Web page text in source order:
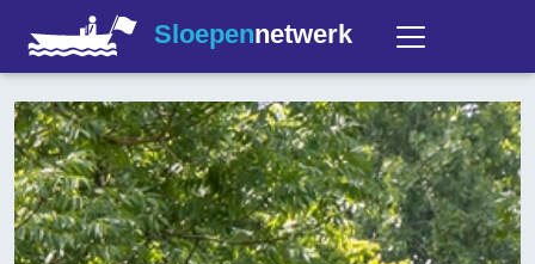
Sloepennetwerk